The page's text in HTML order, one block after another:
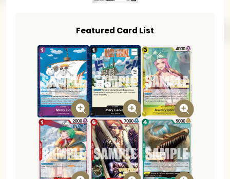
Featured Card List